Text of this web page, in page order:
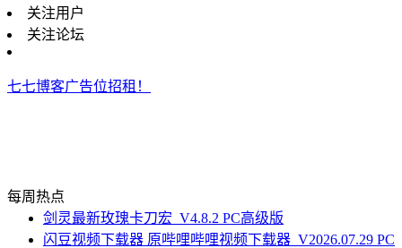
关注用户
关注论坛
七七博客广告位招租！
每周热点
剑灵最新玫瑰卡刀宏_V4.8.2 PC高级版
闪豆视频下载器 原哔哩哔哩视频下载器_V2026.07.29 PC